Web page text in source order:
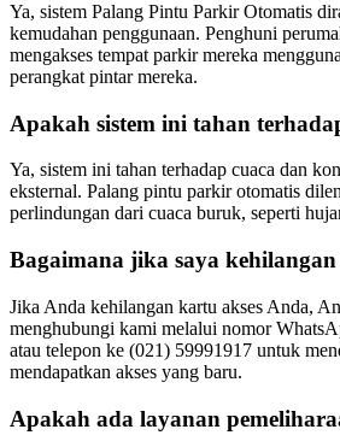
Ya, sistem Palang Pintu Parkir Otomatis
kemudahan penggunaan. Penghuni
mengakses tempat parkir mereka
perangkat pintar mereka.
Apakah sistem ini tahan
Ya, sistem ini tahan terhadap cuaca dan
eksternal. Palang pintu parkir otomatis
perlindungan dari cuaca buruk, seperti
Bagaimana jika saya kehilangan
Jika Anda kehilangan kartu akses Anda,
menghubungi kami melalui nomor
atau telepon ke (021) 59991917 untuk
mendapatkan akses yang baru.
Apakah ada layanan